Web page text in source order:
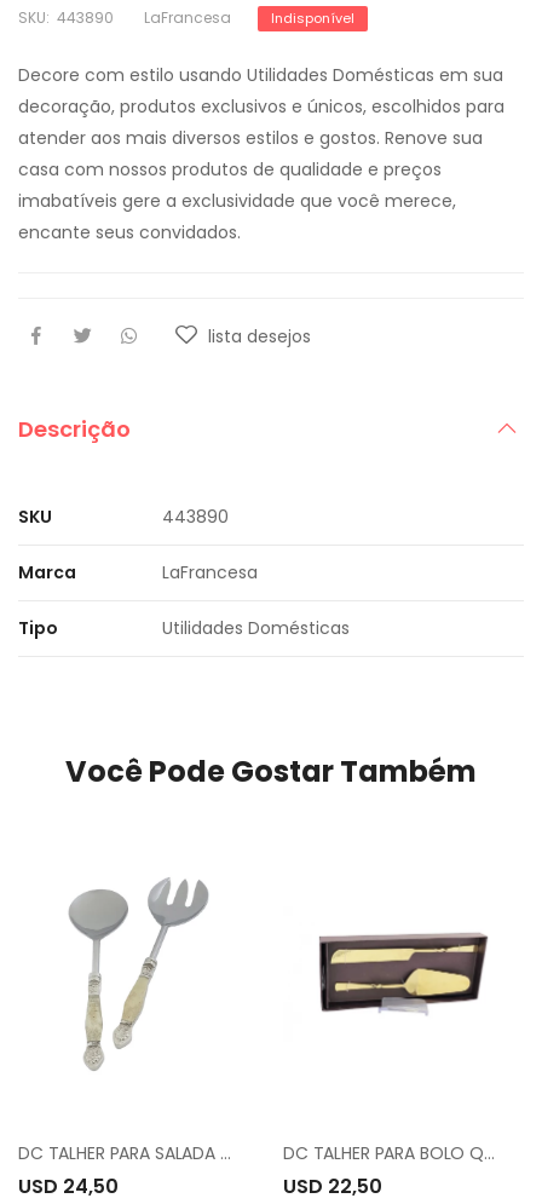
SKU: 443890 LaFrancesa Indisponível
Decore com estilo usando Utilidades Domésticas em sua
decoração, produtos exclusivos e únicos, escolhidos para
atender aos mais diversos estilos e gostos. Renove sua
casa com nossos produtos de qualidade e preços
imabatíveis gere a exclusividade que você merece,
encante seus convidados.
lista desejos
Descrição
SKU 443890
Marca LaFrancesa
Tipo Utilidades Domésticas
Você Pode Gostar Também
DC TALHER PARA SALADA S/2 PCS 15962
USD 24,50
DC TALHER PARA BOLO QE7586B
USD 22,50